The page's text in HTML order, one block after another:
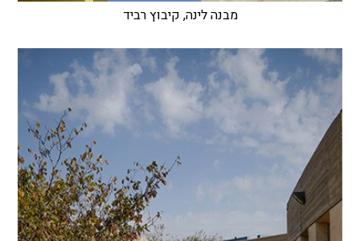
מבנה לינה, קיבוץ רביד